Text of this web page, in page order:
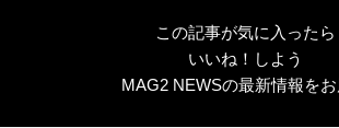
この記事が気に入ったら
いいね！しよう
MAG2 NEWSの最新情報を